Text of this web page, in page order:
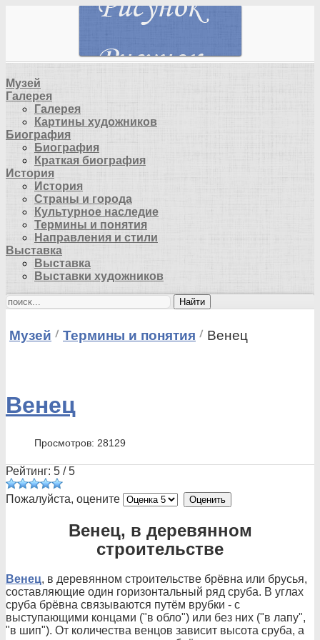
Музей
Галерея
Галерея
Картины художников
Биография
Биография
Краткая биография
История
История
Страны и города
Культурное наследие
Термины и понятия
Направления и стили
Выставка
Выставка
Выставки художников
Найти
Музей Термины и понятия Венец
Венец
Просмотров: 28129
Рейтинг: 5 /5
Пожалуйста, оцените
Венец, в деревянном
строительстве
Венец, в деревянном строительстве брёвна или брусья,
составляющие один горизонтальный ряд сруба. В углах
сруба брёвна связываются путём врубки - с
выступающими концами ("в обло") или без них ("в лапу",
"в шип"). От количества венцов зависит высота сруба, а